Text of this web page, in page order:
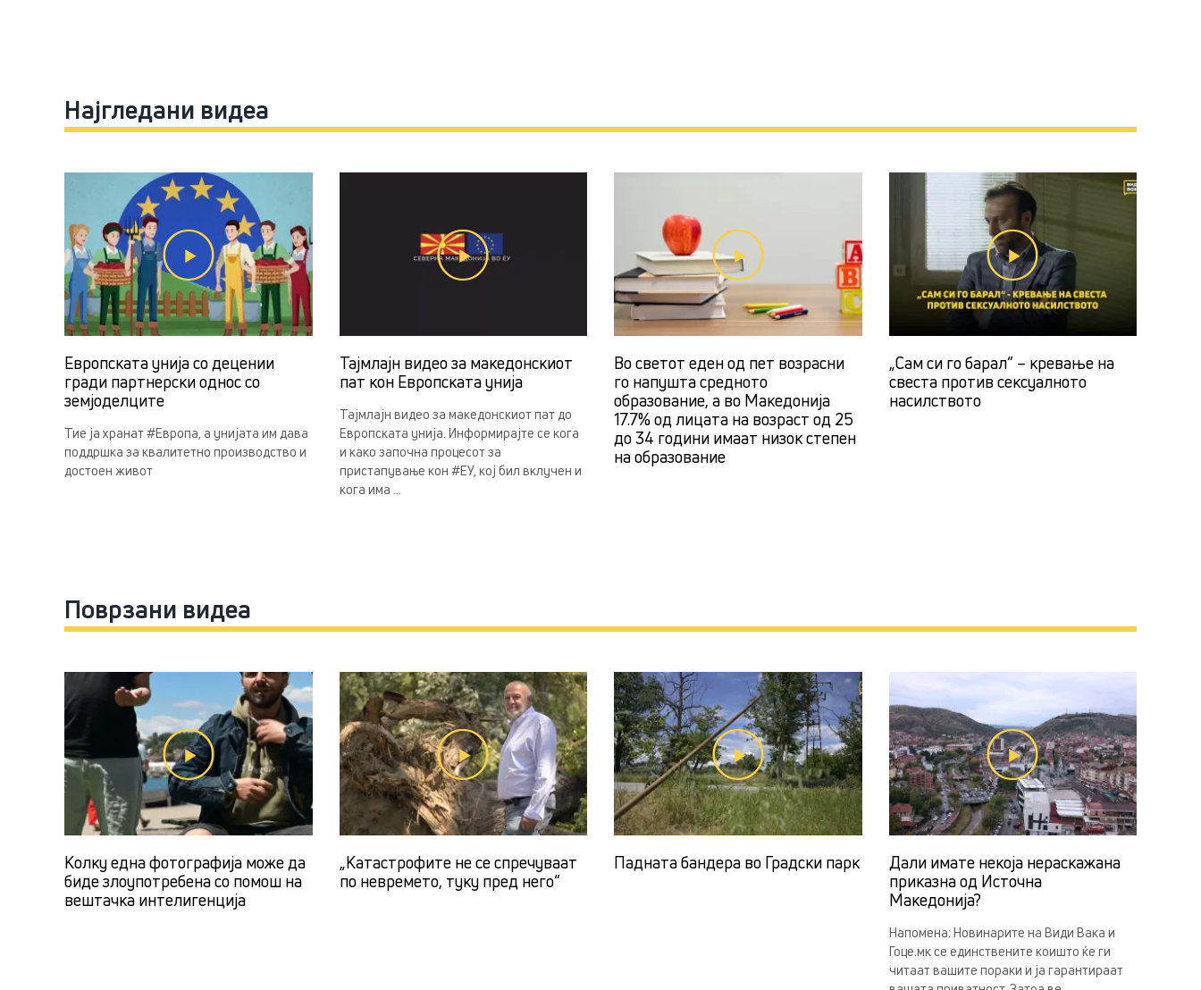
Најгледани видеа
Европската унија со децении
гради партнерски однос со
земјоделцитe
Тие ја хранат #Европа, а унијата им дава
поддршка за квалитетно производство и
достоен живот
Тајмлајн видео за македонскиот
пат кон Европската унија
Тајмлајн видео за македонскиот пат до
Европската унија. Информирајте се кога
и како започна процесот за
пристапување кон #ЕУ, кој бил вклучен и
кога има ...
Во светот еден од пет возрасни
го напушта средното
образование, а во Македонија
17.7% од лицата на возраст од 25
до 34 години имаат низок степен
на образование
„Сам си го барал“ – кревање на
свеста против сексуалното
насилството
Поврзани видеа
Kолку една фотографија може да
биде злоупотребена со помош на
вештачка интелигенција
„Kатастрофите не се спречуваат
по невремето, туку пред него“
Падната бандера во Градски парк
Дали имате некоја нераскажана
приказна од Источна
Македонија?
Напомена: Новинарите на Види Вака и
Гоце.мк се единствените коишто ќе ги
читаат вашите пораки и ја гарантираат